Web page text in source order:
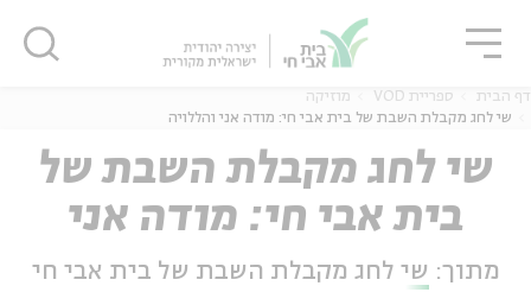
אנגלית
דף הבית ספריית VOD
מוזיקה
שי לחג מקבלת השבת של בית אבי חי: מודה אני והללויה
שי לחג מקבלת השבת של
בית אבי חי: מודה אני
והללויה
מתוך: שי לחג מקבלת השבת של בית אבי חי
סגור